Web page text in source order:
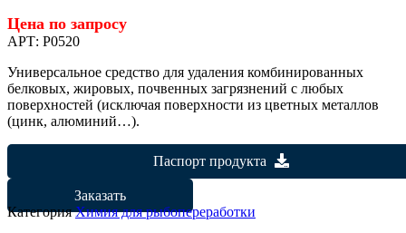
Цена по запросу
АРТ: P0520
Универсальное средство для удаления комбинированных
белковых, жировых, почвенных загрязнений с любых
поверхностей (исключая поверхности из цветных металлов
(цинк, алюминий…).
Паспорт продукта
Заказать
КатегорияХимия для рыбопереработки